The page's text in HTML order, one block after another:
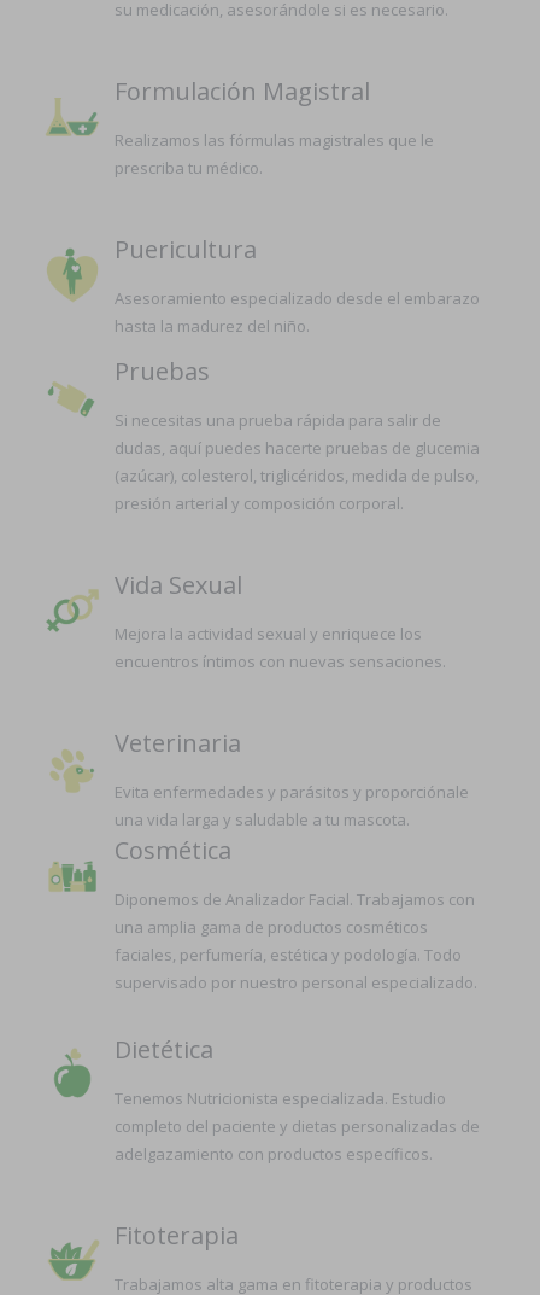
su medicación, asesorándole si es necesario.
Formulación Magistral
Realizamos las fórmulas magistrales que le
prescriba tu médico.
Puericultura
Asesoramiento especializado desde el embarazo
hasta la madurez del niño.
Pruebas
Si necesitas una prueba rápida para salir de
dudas, aquí puedes hacerte pruebas de glucemia
(azúcar), colesterol, triglicéridos, medida de pulso,
presión arterial y composición corporal.
Vida Sexual
Mejora la actividad sexual y enriquece los
encuentros íntimos con nuevas sensaciones.
Veterinaria
Evita enfermedades y parásitos y proporciónale
una vida larga y saludable a tu mascota.
Cosmética
Diponemos de Analizador Facial. Trabajamos con
una amplia gama de productos cosméticos
faciales, perfumería, estética y podología. Todo
supervisado por nuestro personal especializado.
Dietética
Tenemos Nutricionista especializada. Estudio
completo del paciente y dietas personalizadas de
adelgazamiento con productos específicos.
Fitoterapia
Trabajamos alta gama en fitoterapia y productos